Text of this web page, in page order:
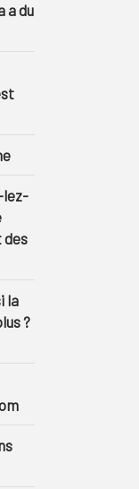
a du
lez-
des
la
?